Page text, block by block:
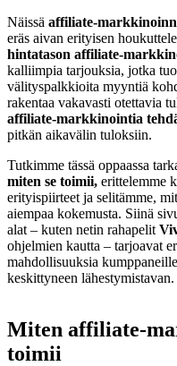
Näissä affiliate-
eräs aivan erityisen
hintatason affiliate-
kalliimpia tarjouksia, jotka
välityspalkkioita myyntiä
rakentaa vakavasti otettavia
affiliate-markkinointia
pitkän aikavälin tuloksiin.
Tutkimme tässä oppaassa
miten se toimii, erittelemme
erityispiirteet ja selitämme,
aiempaa kokemusta. Siinä
alat – kuten netin rahapelit
ohjelmien kautta – tarjoavat
mahdollisuuksia
keskittyneen lähestymistavan.
Miten affiliate-
toimii